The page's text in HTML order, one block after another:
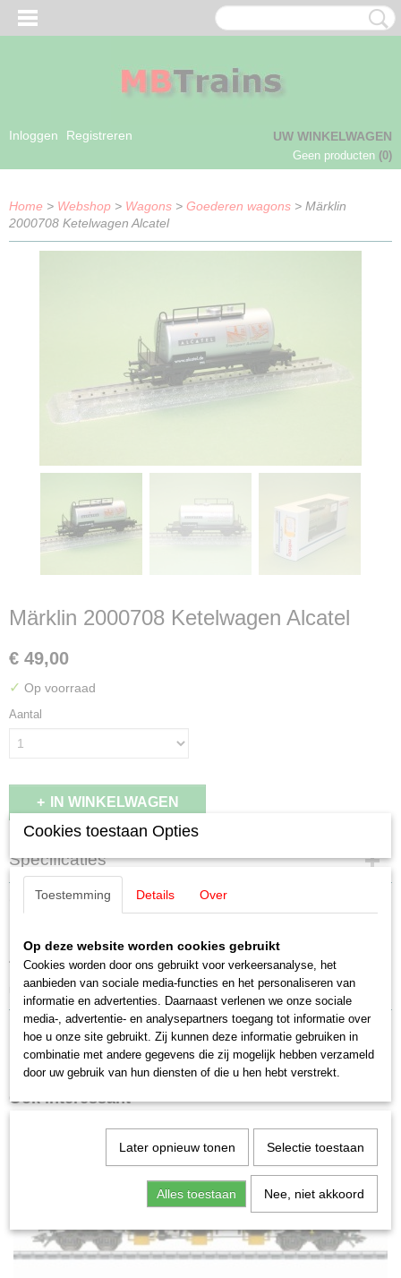
Inloggen Registreren UW WINKELWAGEN
Geen producten (0)
Home > Webshop > Wagons > Goederen wagons > Märklin
2000708 Ketelwagen Alcatel
Märklin 2000708 Ketelwagen Alcatel
€ 49,00
✓ Op voorraad
Aantal
IN WINKELWAGEN
Specificaties
Productcode
2000708
Omschrijving
4440 ketelwagen
nieuwstaat met doos
Ook interessant
Cookies toestaan Opties
Toestemming Details Over
Op deze website worden cookies gebruikt
Cookies worden door ons gebruikt voor verkeersanalyse, het
aanbieden van sociale media-functies en het personaliseren van
informatie en advertenties. Daarnaast verlenen we onze sociale
media-, advertentie- en analysepartners toegang tot informatie over
hoe u onze site gebruikt. Zij kunnen deze informatie gebruiken in
combinatie met andere gegevens die zij mogelijk hebben verzameld
door uw gebruik van hun diensten of die u hen hebt verstrekt.
Later opnieuw tonen Selectie toestaan
Alles toestaan Nee, niet akkoord